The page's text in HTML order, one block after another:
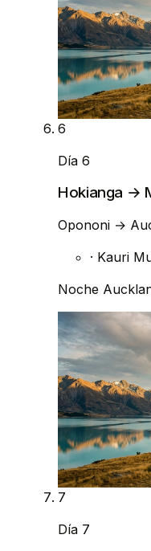
6
Día 6
Hokianga →
Opononi →
· Kauri
Noche
7
Día 7